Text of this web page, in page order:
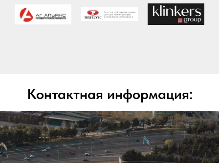
Контактная информация: